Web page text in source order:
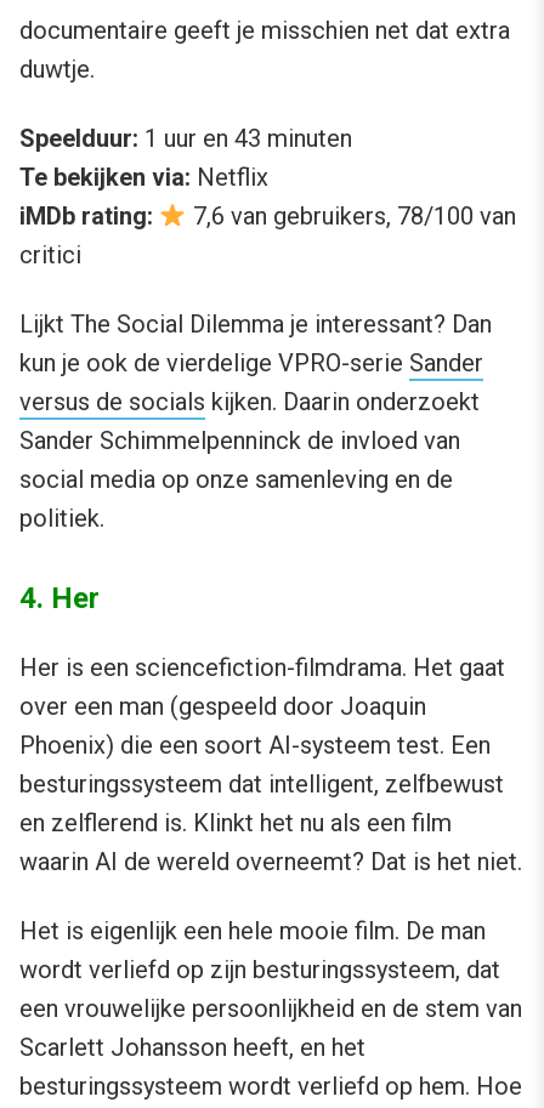
documentaire geeft je misschien net dat extra
duwtje.
Speelduur: 1 uur en 43 minuten
Te bekijken via: Netflix
iMDb rating:
7,6 van gebruikers, 78/100 van
critici
Lijkt The Social Dilemma je interessant? Dan
kun je ook de vierdelige VPRO-serie Sander
versus de socials kijken. Daarin onderzoekt
Sander Schimmelpenninck de invloed van
social media op onze samenleving en de
politiek.
4. Her
Her is een sciencefiction-filmdrama. Het gaat
over een man (gespeeld door Joaquin
Phoenix) die een soort AI-systeem test. Een
besturingssysteem dat intelligent, zelfbewust
en zelflerend is. Klinkt het nu als een film
waarin AI de wereld overneemt? Dat is het niet.
Het is eigenlijk een hele mooie film. De man
wordt verliefd op zijn besturingssysteem, dat
een vrouwelijke persoonlijkheid en de stem van
Scarlett Johansson heeft, en het
besturingssysteem wordt verliefd op hem. Hoe